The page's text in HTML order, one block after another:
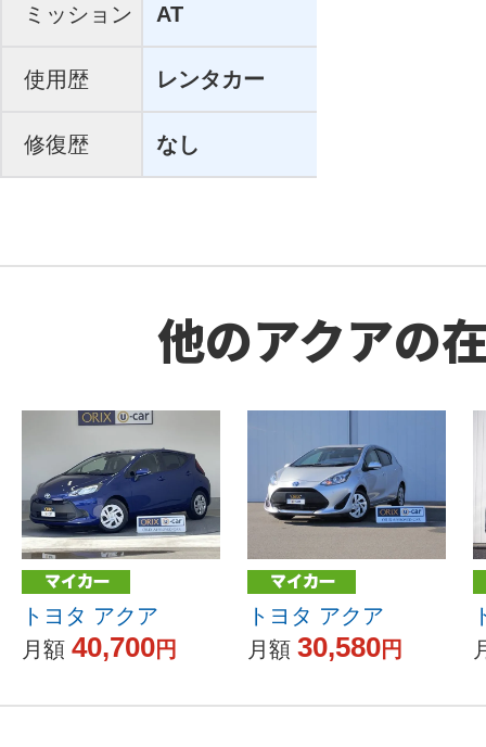
ミッション AT
使用歴 レンタカー
修復歴 なし
他のアクアの
トヨタ アクア
月額 40,700円
トヨタ アクア
月額 30,580円